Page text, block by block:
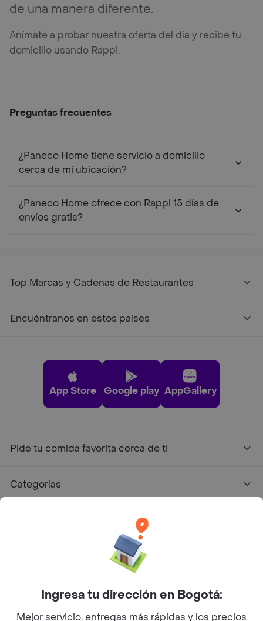
de una manera diferente.
Anímate a probar nuestra oferta del día y recibe tu
domicilio usando Rappi.
Preguntas frecuentes
¿Paneco Home tiene servicio a domicilio
cerca de mi ubicación?
¿Paneco Home ofrece con Rappi 15 días de
envíos gratis?
Top Marcas y Cadenas de Restaurantes
Encuéntranos en estos países
App Store Google play AppGallery
Pide tu comida favorita cerca de ti
Categorías
Facebook
Twitter
Instagram
Ingresa tu dirección en Bogotá:
Mejor servicio, entregas más rápidas y los precios